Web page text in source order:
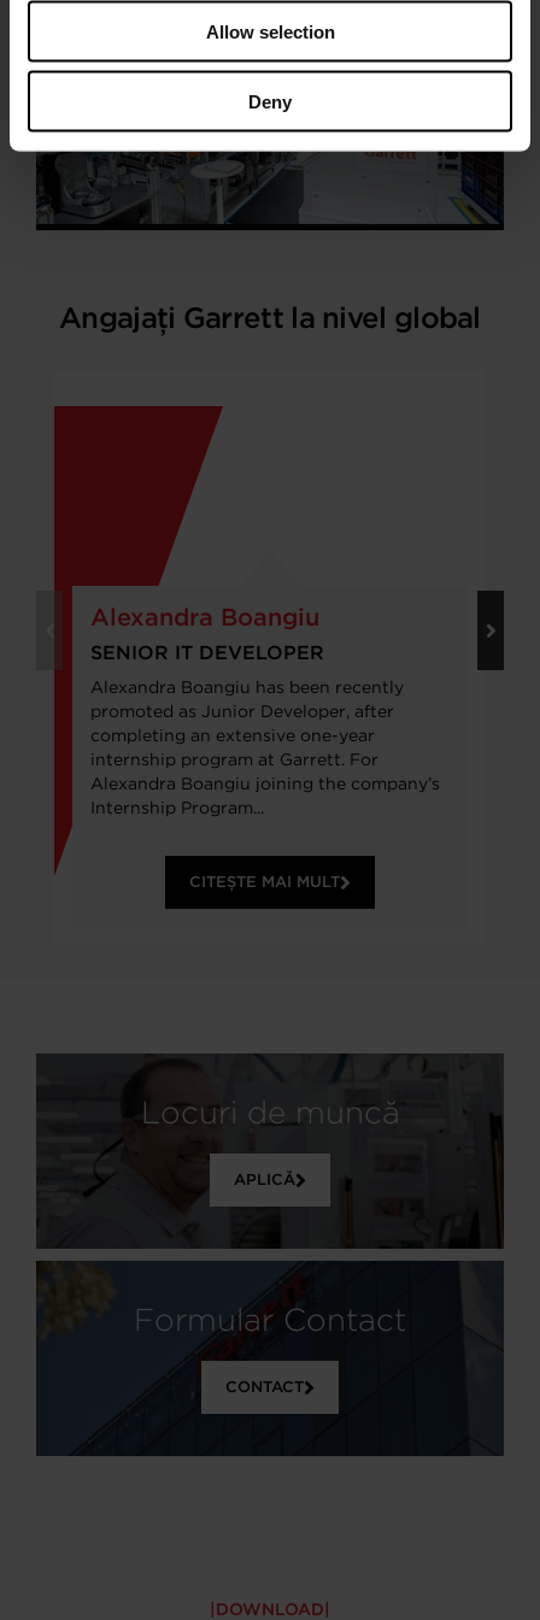
Allow selection
Deny
Angajați Garrett la nivel global
Alexandra Boangiu
SENIOR IT DEVELOPER
Alexandra Boangiu has been recently
promoted as Junior Developer, after
completing an extensive one-year
internship program at Garrett. For
Alexandra Boangiu joining the company’s
Internship Program...
CITEȘTE MAI MULT
Locuri de muncă
APLICĂ
Formular Contact
CONTACT
DOWNLOAD